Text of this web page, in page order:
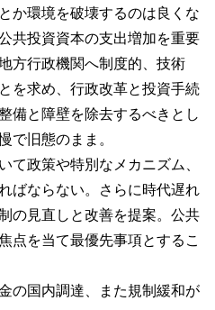
か環境を破壊するのは良くな
共投資資本の支出増加を重要
方行政機関へ制度的、技術
を求め、行政改革と投資手続
備と障壁を除去するべきとし
で旧態のまま。
て政策や特別なメカニズム、
ばならない。さらに時代遅れ
の見直しと改善を提案。公共
点を当て最優先事項とするこ
の国内調達、また規制緩和が